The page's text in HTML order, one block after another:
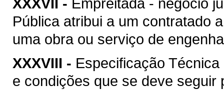
Pública atribui a um contratado
uma obra ou serviço de
XXXVIII - Especificação
e condições que se deve seguir